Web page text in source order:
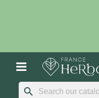
search